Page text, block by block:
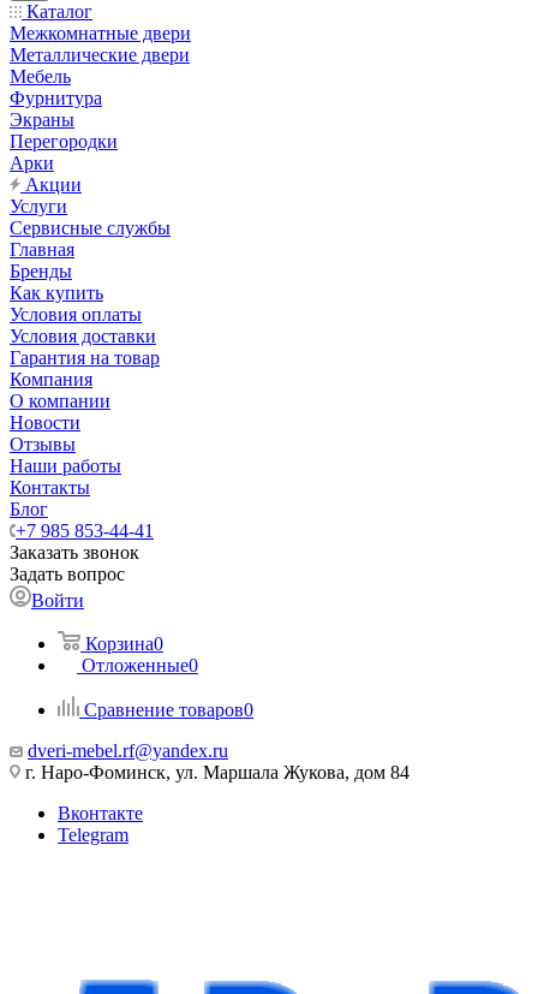
Каталог
Межкомнатные двери
Металлические двери
Мебель
Фурнитура
Экраны
Перегородки
Арки
Акции
Услуги
Сервисные службы
Главная
Бренды
Как купить
Условия оплаты
Условия доставки
Гарантия на товар
Компания
О компании
Новости
Отзывы
Наши работы
Контакты
Блог
+7 985 853-44-41
Заказать звонок
Задать вопрос
Войти
Корзина0
Отложенные0
Сравнение товаров0
dveri-mebel.rf@yandex.ru
г. Наро-Фоминск, ул. Маршала Жукова, дом 84
Вконтакте
Telegram